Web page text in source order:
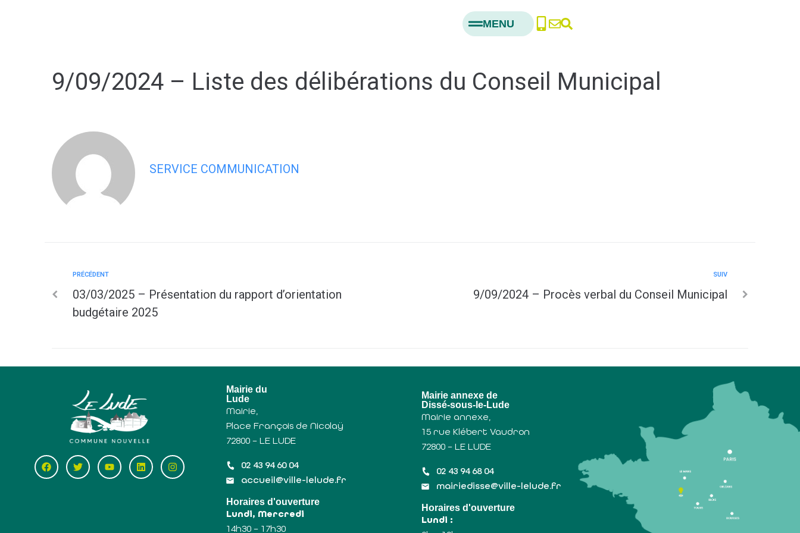
MENU
9/09/2024 – Liste des délibérations du Conseil Municipal
SERVICE COMMUNICATION
PRÉCÉDENT
03/03/2025 – Présentation du rapport d’orientation
budgétaire 2025
SUIV
9/09/2024 – Procès verbal du Conseil Municipal
Mairie du
Lude
Mairie,
Place François de Nicolaÿ
72800 – LE LUDE
02 43 94 60 04
accueil@ville-lelude.fr
Horaires d'ouverture
Lundi, Mercredi
14h30 – 17h30
Mairie annexe de
Dissé-sous-le-Lude
Mairie annexe,
15 rue Klébert Vaudron
72800 – LE LUDE
02 43 94 68 04
mairiedisse@ville-lelude.fr
Horaires d'ouverture
Lundi :